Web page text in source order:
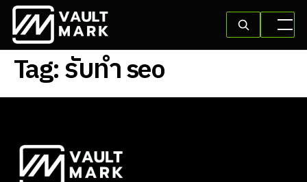
Tag:รับทํา seo